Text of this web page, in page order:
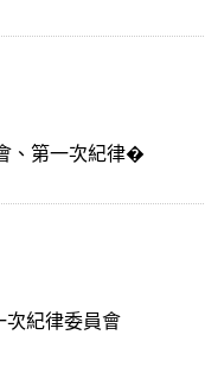
、第一次紀律�
次紀律委員會